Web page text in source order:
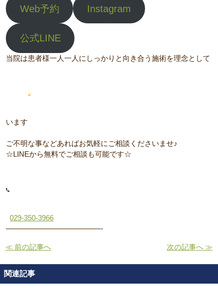
Web予約 Instagram
公式LINE
当院は患者様一人一人にしっかりと向き合う施術を理念として
います
ご不明な事などあればお気軽にご相談くださいませ♪
☆LINEから無料でご相談も可能です☆
029-350-3966
—————————————-
≪ 前の記事へ 次の記事へ ≫
関連記事